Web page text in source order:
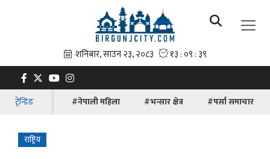
ट्रेन्डिङ #नेपाली महिला #भन्सार क्षेत्र #पर्सा समाचार
राष्ट्रिय